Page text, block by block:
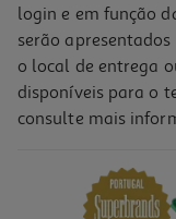
Pato Tubbz Wicked
19,99 €
login e em função
serão
o local de entrega
disponíveis para o
consulte mais